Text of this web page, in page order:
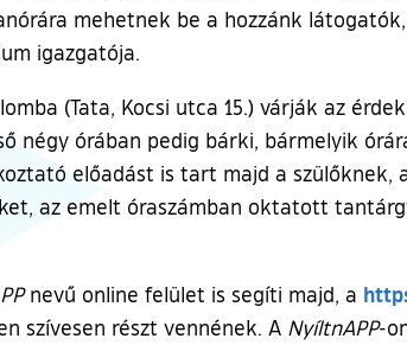
mehetnek be a hozzánk
igazgatója.
(Tata, Kocsi utca 15.) várják az
négy órában pedig bárki, bármelyik
előadást is tart majd a
az emelt óraszámban oktatott
nevű online felület is segíti majd, a
szívesen részt vennének. A NyíltnAPP-